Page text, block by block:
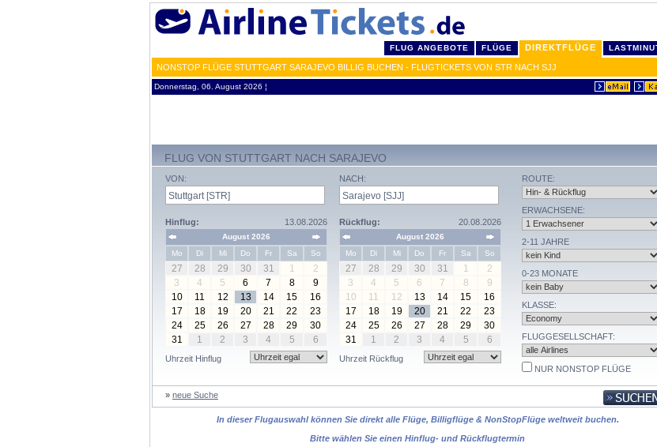
FLUG ANGEBOTE FLÜGE DIREKTFLÜGE
NONSTOP FLÜGE STUTTGART SARAJEVO BILLIG BUCHEN - FLUGTICKETS VON STR NACH SJJ
Donnerstag, 06. August 2026 ¦
FLUG VON STUTTGART NACH SARAJEVO
VON:
Hinflug: 13.08.2026
August 2026
Mo
Di Mi Do Fr Sa So
27 28 29 30 31 1
2
3
4 5 6 7 8
9
10
11 12 13 14 15
16
17
18 19 20 21 22
23
24
25 26 27 28 29
30
31
1 2 3 4 5 6
Uhrzeit Hinflug
NACH:
Rückflug: 20.08.2026
August 2026
Mo
Di Mi Do Fr Sa So
27 28 29 30 31 1
2
3
4 5 6 7 8
9
10
11 12 13 14 15
16
17
18 19 20 21 22
23
24
25 26 27 28 29
30
31
1 2 3 4 5 6
Uhrzeit Rückflug
ROUTE:
ERWACHSENE:
2-11 JAHRE
0-23 MONATE
KLASSE:
FLUGGESELLSCHAFT:
NUR NONSTOP FLÜGE
» neue Suche
In dieser Flugauswahl können Sie direkt alle Flüge, Billigflüge & NonStopFlüge weltweit buchen.
Bitte wählen Sie einen Hinflug- und Rückflugtermin